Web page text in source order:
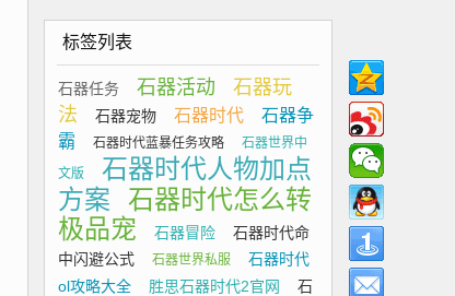
标签列表
石器任务 石器活动
石器玩
法
石器宠物 石器时代
石器争
霸
石器时代蓝暴任务攻略
石器世界中
文版
石器时代人物加点
方案
石器时代怎么转
极品宠
石器冒险
石器时代命
中闪避公式
石器世界私服
石器时代
ol攻略大全
胜思石器时代2官网
石